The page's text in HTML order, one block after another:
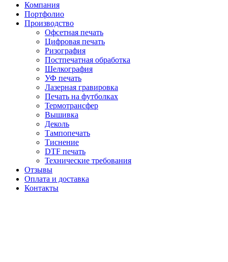
Компания
Портфолио
Производство
Офсетная печать
Цифровая печать
Ризография
Постпечатная обработка
Шелкография
УФ печать
Лазерная гравировка
Печать на футболках
Термотрансфер
Вышивка
Деколь
Тампопечать
Тиснение
DTF печать
Технические требования
Отзывы
Оплата и доставка
Контакты